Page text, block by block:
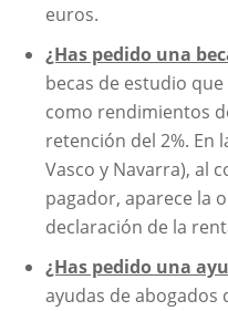
euros.
¿Has pedido una
becas de estudio
como rendimientos
retención del 2%. En
Vasco y Navarra), al
pagador, aparece la
declaración de la
¿Has pedido una
ayudas de abogados